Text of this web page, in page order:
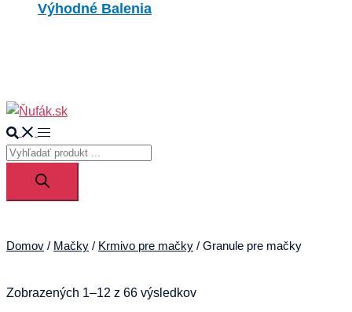
Výhodné Balenia
SearchToggle
menu
Products
search
Domov / Mačky / Krmivo pre mačky / Granule pre mačky
Zobrazených 1–12 z 66 výsledkovZoradené